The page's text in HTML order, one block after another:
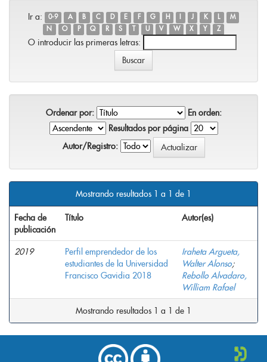
Ir a: 0-9 A B C D E F G H J K L
M
N
O P Q R S U V W X Y Z
O introducir las primeras letras:
Ordenar por:
En orden:
Resultados por página
Autor/Registro:
Mostrando resultados 1 a 1 de 1
Fecha de
publicación
Título Autor(es)
2019
Perfil emprendedor de los
estudiantes de la Universidad
Francisco Gavidia 2018
Iraheta Argueta,
Walter Alonso;
Rebollo Alvadaro,
William Rafael
Mostrando resultados 1 a 1 de 1